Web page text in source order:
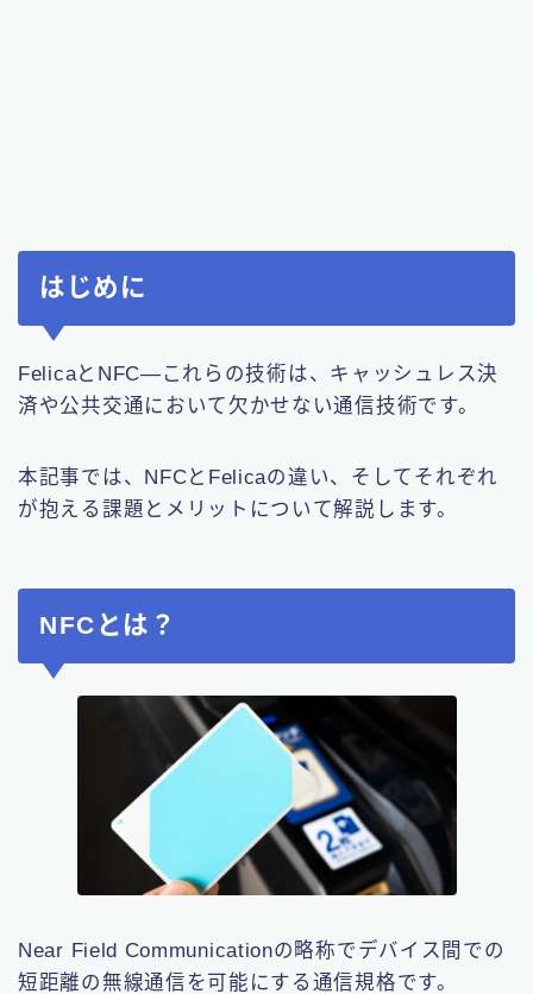
はじめに
FelicaとNFC—これらの技術は、キャッシュレス決
済や公共交通において欠かせない通信技術です。
本記事では、NFCとFelicaの違い、そしてそれぞれ
が抱える課題とメリットについて解説します。
NFCとは？
Near Field Communicationの略称でデバイス間での
短距離の無線通信を可能にする通信規格です。